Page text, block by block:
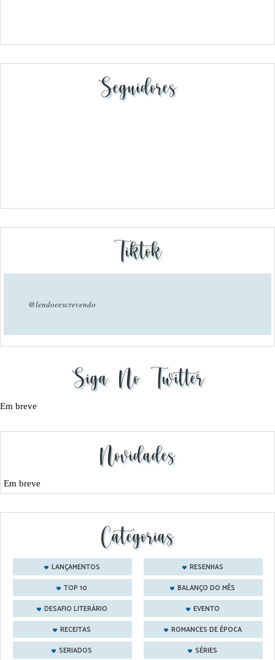
Seguidores
Tiktok
@lendoeescrevendo
Siga No Twitter
Em breve
Novidades
Em breve
Categorias
LANÇAMENTOS
RESENHAS
TOP 10
BALANÇO DO MÊS
DESAFIO LITERÁRIO
EVENTO
RECEITAS
ROMANCES DE ÉPOCA
SERIADOS
SÉRIES